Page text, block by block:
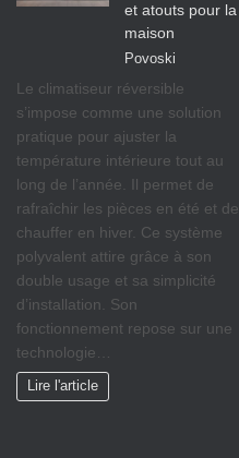
et atouts pour la
maison
Povoski
Le climatiseur réversible
s’impose comme une solution
pratique pour ajuster la
température intérieure tout au
long de l’année. Il permet de
rafraîchir les pièces en été et de
chauffer en hiver. Ce système
polyvalent attire grâce à son
double usage et sa simplicité
d’installation. Son
fonctionnement repose sur une
technologie…
Lire l'article